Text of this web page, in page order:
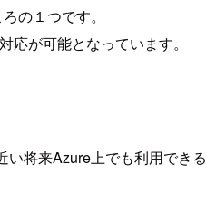
の１つです。
が可能となっています。
将来Azure上でも利用でき